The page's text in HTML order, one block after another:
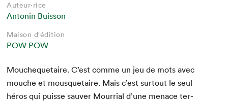
Auteur·rice
Antonin Buisson
Maison d'édition
POW POW
Mouche­que­taire. C’est comme un jeu de mots avec
mouche et mous­que­taire. Mais c’est surtout le seul
héros qui puisse sauver Mour­ri­al d’une men­ace ter­